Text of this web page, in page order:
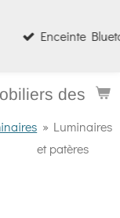
design
📻
» Luminaires
et patères